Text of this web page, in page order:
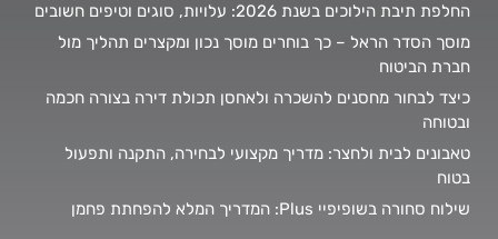
החלפת תיבת הילוכים בשנת 2026: עלויות, סוגים וטיפים חשובים
מוסך הסדר הראל – כך בוחרים מוסך נכון ומקצרים תהליך מול
חברת הביטוח
כיצד לבחור מחסנים להשכרה ולאחסן תכולת דירה בצורה חכמה
ובטוחה
טאבונים לבית ולחצר: מדריך מקצועי לבחירה, התקנה ותפעול
בטוח
שילוח סחורה בשופיפיי Plus: המדריך המלא להפחתת פחמן